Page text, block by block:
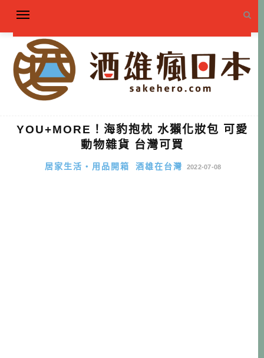
YOU+MORE！海豹抱枕 水獺化妝包 可愛
動物雜貨 台灣可買
居家生活・用品開箱 酒雄在台灣 2022-07-08